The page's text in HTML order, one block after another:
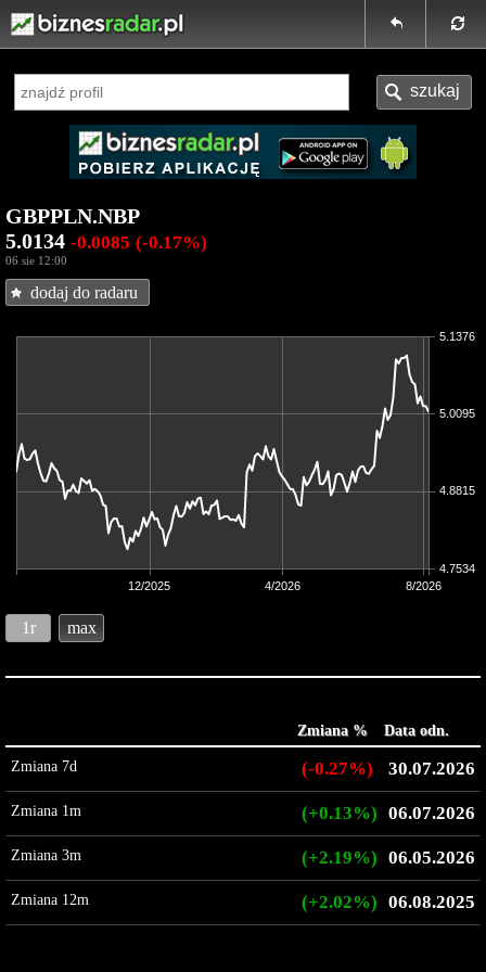
GBPPLN.NBP
5.0134 -0.0085 (-0.17%)
06 sie 12:00
dodaj do radaru
12/2025 4/2026 8/2026
4.7534
4.8815
5.0095
5.1376
1r max
Zmiana % Data odn.
Zmiana 7d (-0.27%) 30.07.2026
Zmiana 1m (+0.13%) 06.07.2026
Zmiana 3m (+2.19%) 06.05.2026
Zmiana 12m (+2.02%) 06.08.2025